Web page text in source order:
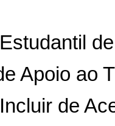
Apoio ao
de